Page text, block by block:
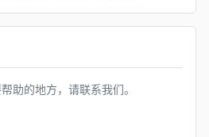
助的地方，请联系我们。